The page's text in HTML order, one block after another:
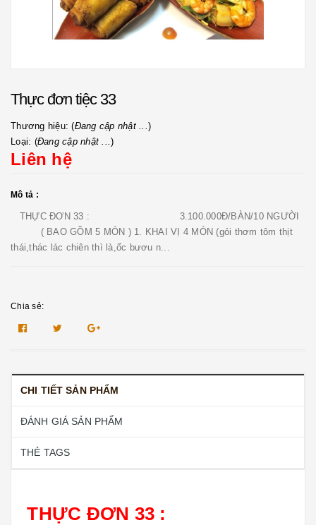
Thực đơn tiệc 33
Thương hiệu: (Đang cập nhật ...)
Loại: (Đang cập nhật ...)
Liên hệ
Mô tả :
THỰC ĐƠN 33 : 3.100.000Đ/BÀN/10 NGƯỜI
( BAO GỒM 5 MÓN ) 1. KHAI VỊ 4 MÓN (gỏi thơm tôm thịt
thái,thác lác chiên thì là,ốc bươu n...
Chia sẻ:
CHI TIẾT SẢN PHẨM
ĐÁNH GIÁ SẢN PHẨM
THẺ TAGS
THỰC ĐƠN 33 :